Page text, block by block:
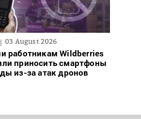
03 August 2026
работникам Wildberries
приносить смартфоны
из-за атак дронов